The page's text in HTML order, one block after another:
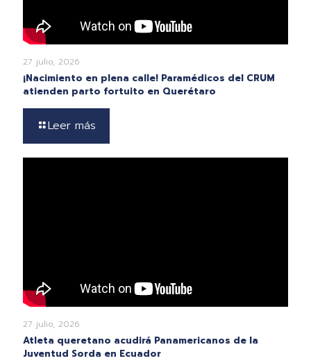
27 julio, 2026
¡Nacimiento en plena calle! Paramédicos del CRUM
atienden parto fortuito en Querétaro
Leer más
27 julio, 2026
Atleta queretano acudirá Panamericanos de la
Juventud Sorda en Ecuador